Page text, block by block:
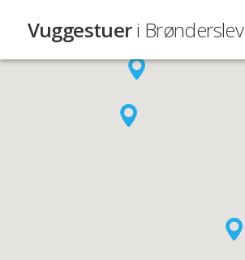
Vuggestueri Brønderslev